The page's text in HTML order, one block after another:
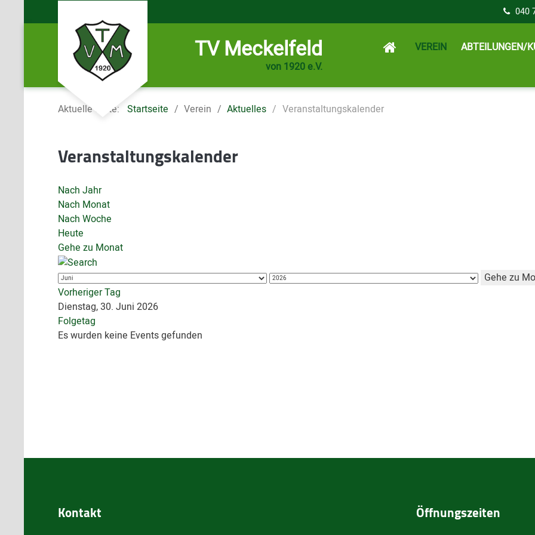
040
TV Meckelfeld
von 1920 e.V.
VEREIN ABTEILUNGEN/
Aktuelle Seite: Startseite Verein Aktuelles Veranstaltungskalender
Veranstaltungskalender
Nach Jahr
Nach Monat
Nach Woche
Heute
Gehe zu Monat
Gehe zu
Vorheriger Tag
Dienstag, 30. Juni 2026
Folgetag
Es wurden keine Events gefunden
Kontakt Öffnungszeiten